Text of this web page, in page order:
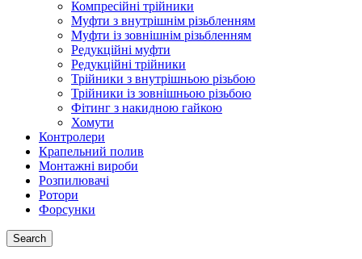
Компресійні трійники
Муфти з внутрішнім різьбленням
Муфти із зовнішнім різьбленням
Редукційні муфти
Редукційні трійники
Трійники з внутрішньою різьбою
Трійники із зовнішньою різьбою
Фітинг з накидною гайкою
Хомути
Контролери
Крапельний полив
Монтажні вироби
Розпилювачі
Ротори
Форсунки
Search